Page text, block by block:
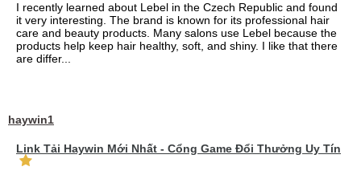
I recently learned about Lebel in the Czech Republic and found
it very interesting. The brand is known for its professional hair
care and beauty products. Many salons use Lebel because the
products help keep hair healthy, soft, and shiny. I like that there
are differ...
haywin1
Link Tải Haywin Mới Nhất - Cổng Game Đổi Thưởng Uy Tín